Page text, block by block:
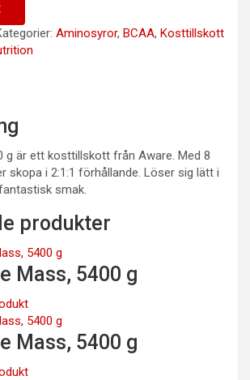
Aminosyror, BCAA, Kosttillskott
g är ett kosttillskott från Aware. Med 8
skopa i 2:1:1 förhållande. Löser sig lätt i
smak.
produkter
Mass, 5400 g
Mass, 5400 g